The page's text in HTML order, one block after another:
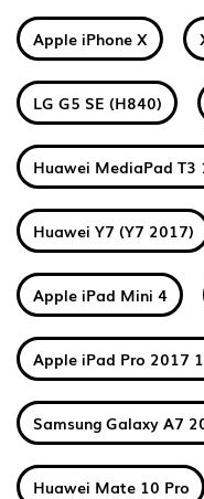
Apple iPhone X
LG G5 SE (H840)
Huawei MediaPad T3
Huawei Y7 (Y7 2017)
Apple iPad Mini 4
Apple iPad Pro 2017
Samsung Galaxy A7
Huawei Mate 10 Pro